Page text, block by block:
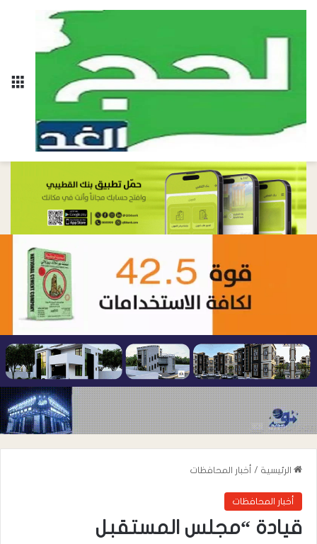
الرئيسية / أخبار المحافظات
أخبار المحافظات
قيادة “مجلس المستقبل